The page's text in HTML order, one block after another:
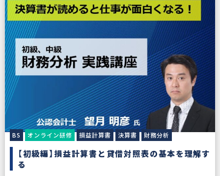
BS オンライン研修 損益計算書 決算書 財務分析
【初級編】損益計算書と貸借対照表の基本を理解す
る